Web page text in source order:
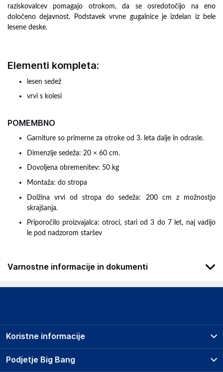
raziskovalcev pomagajo otrokom, da se osredotočijo na eno
določeno dejavnost. Podstavek vrvne gugalnice je izdelan iz bele
lesene deske.
Elementi kompleta:
lesen sedež
vrvi s kolesi
POMEMBNO
Garniture so primerne za otroke od 3. leta dalje in odrasle.
Dimenzije sedeža: 20 × 60 cm.
Dovoljena obremenitev: 50 kg
Montaža: do stropa
Dolžina vrvi od stropa do sedeža: 200 cm z možnostjo
skrajšanja.
Priporočilo proizvajalca: otroci, stari od 3 do 7 let, naj vadijo
le pod nadzorom staršev
Varnostne informacije in dokumenti
Podatki o proizvajalcu
Monkey Gym
Poljska
Podjetje Big Bang
Koristne informacije
Prodajna mesta